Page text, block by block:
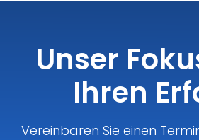
Unser
Ihren
Vereinbaren Sie einen